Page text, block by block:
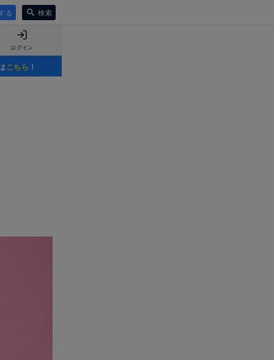
る 検索
ログイン
こちら ！